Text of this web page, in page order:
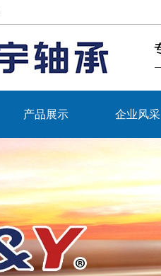
产品展示 企业风采